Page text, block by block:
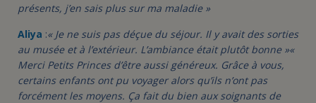
présents, j’en sais plus sur ma maladie »
Aliya :« Je ne suis pas déçue du séjour. Il y avait des sorties
au musée et à l’extérieur. L’ambiance était plutôt bonne »«
Merci Petits Princes d’être aussi généreux. Grâce à vous,
certains enfants ont pu voyager alors qu’ils n’ont pas
forcément les moyens. Ça fait du bien aux soignants de